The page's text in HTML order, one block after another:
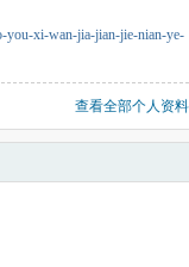
you-xi-wan-jia-jian-jie-nian-ye-
查看全部个人资料